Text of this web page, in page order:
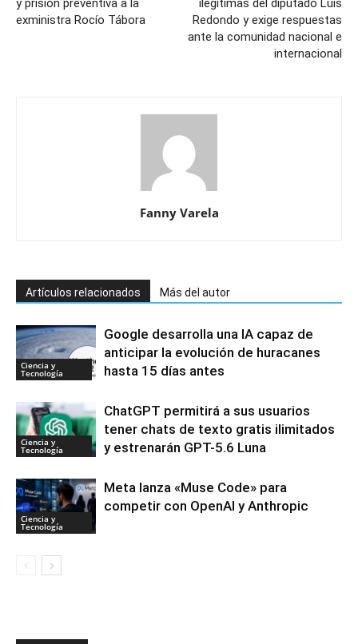
y prisión preventiva a la
exministra Rocío Tábora
ilegítimas del diputado Luis
Redondo y exige respuestas
ante la comunidad nacional e
internacional
Fanny Varela
Artículos relacionados Más del autor
Ciencia y
Tecnología
Google desarrolla una IA capaz de
anticipar la evolución de huracanes
hasta 15 días antes
Ciencia y
Tecnología
ChatGPT permitirá a sus usuarios
tener chats de texto gratis ilimitados
y estrenarán GPT-5.6 Luna
Ciencia y
Tecnología
Meta lanza «Muse Code» para
competir con OpenAI y Anthropic